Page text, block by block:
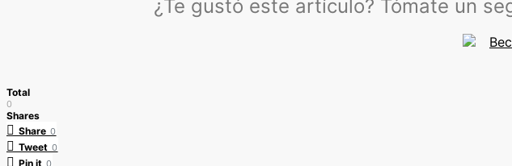
¿Te gustó este artículo? Tómate un
Total
0
Shares
Share 0
Tweet 0
Pin it 0